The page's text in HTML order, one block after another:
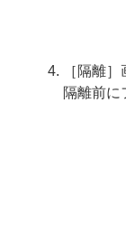
［隔離
隔離前に